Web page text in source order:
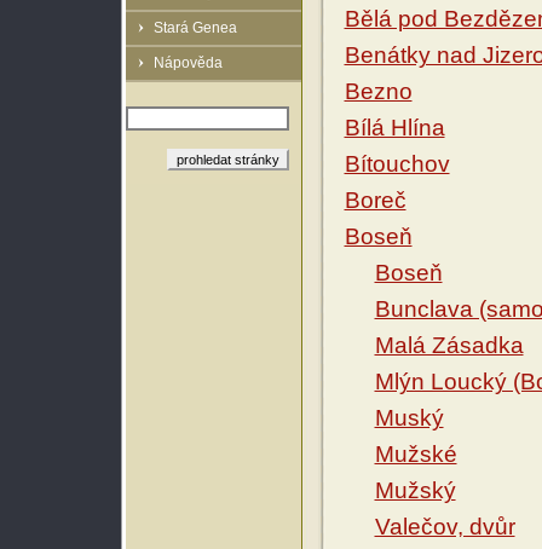
Stará Genea
Nápověda
Bělá pod
Benátky nad
Bezno
Bílá Hlína
Bítouchov
Boreč
Boseň
Boseň
Bunclava
Malá Zásadka
Mlýn Loucký
Muský
Mužské
Mužský
Valečov, dvůr